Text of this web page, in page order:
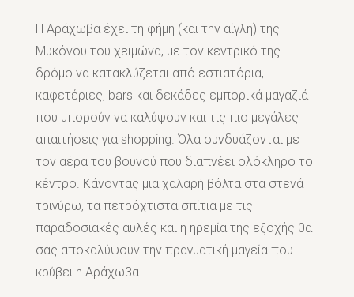
Η Αράχωβα έχει τη φήμη (και την αίγλη) της
Μυκόνου του χειμώνα, με τον κεντρικό της
δρόμο να κατακλύζεται από εστιατόρια,
καφετέριες, bars και δεκάδες εμπορικά μαγαζιά
που μπορούν να καλύψουν και τις πιο μεγάλες
απαιτήσεις για shopping. Όλα συνδυάζονται με
τον αέρα του βουνού που διαπνέει ολόκληρο το
κέντρο. Κάνοντας μια χαλαρή βόλτα στα στενά
τριγύρω, τα πετρόχτιστα σπίτια με τις
παραδοσιακές αυλές και η ηρεμία της εξοχής θα
σας αποκαλύψουν την πραγματική μαγεία που
κρύβει η Αράχωβα.